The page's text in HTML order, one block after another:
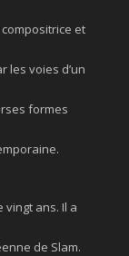
et
les voies d’un
formes
vingt ans. Il a
de Slam.